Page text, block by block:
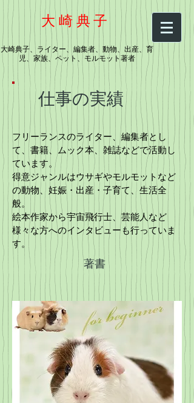
大崎典子
大崎典子、ライター、編集者、動物、出産、育
児、家族、ペット、モルモット著者
仕事の実績
フリーランスのライター、編集者とし
て、書籍、ムック本、雑誌などで活動し
ています。
得意ジャンルはウサギやモルモットなど
の動物、妊娠・出産・子育て、生活全
般。
絵本作家から宇宙飛行士、芸能人など
様々な方へのインタビューも行っていま
す。
著書